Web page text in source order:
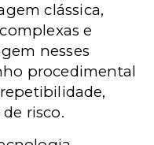
clássica,
e
nesses
procedimental
risco.